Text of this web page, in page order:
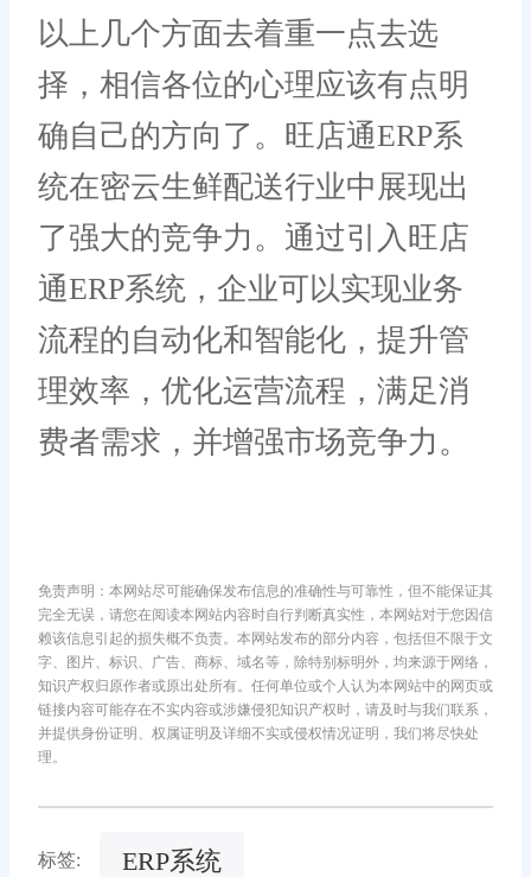
以上几个方面去着重一点去选
择，相信各位的心理应该有点明
确自己的方向了。旺店通ERP系
统在密云生鲜配送行业中展现出
了强大的竞争力。通过引入旺店
通ERP系统，企业可以实现业务
流程的自动化和智能化，提升管
理效率，优化运营流程，满足消
费者需求，并增强市场竞争力。
免责声明：本网站尽可能确保发布信息的准确性与可靠性，但不能保证其
完全无误，请您在阅读本网站内容时自行判断真实性，本网站对于您因信
赖该信息引起的损失概不负责。本网站发布的部分内容，包括但不限于文
字、图片、标识、广告、商标、域名等，除特别标明外，均来源于网络，
知识产权归原作者或原出处所有。任何单位或个人认为本网站中的网页或
链接内容可能存在不实内容或涉嫌侵犯知识产权时，请及时与我们联系，
并提供身份证明、权属证明及详细不实或侵权情况证明，我们将尽快处
理。
标签: ERP系统